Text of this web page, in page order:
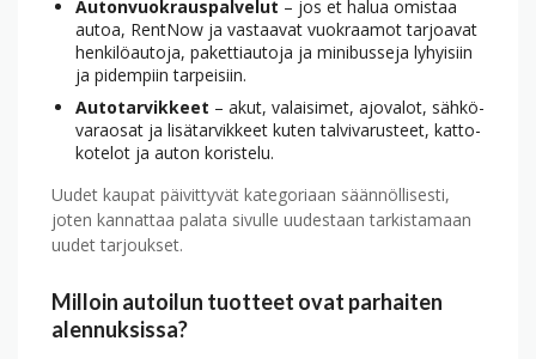
Autonvuokrauspalvelut – jos et halua omistaa
autoa, RentNow ja vastaavat vuokraamot tarjoavat
henkilö­autoja, paketti­autoja ja minibusseja lyhyisiin
ja pidempiin tarpeisiin.
Auto­tarvikkeet – akut, valaisimet, ajovalot, sähkö­
varaosat ja lisätarvikkeet kuten talvi­varusteet, katto­
kotelot ja auton koristelu.
Uudet kaupat päivittyvät kategoriaan säännöllisesti,
joten kannattaa palata sivulle uudestaan tarkistamaan
uudet tarjoukset.
Milloin autoilun tuotteet ovat parhaiten
alennuksissa?